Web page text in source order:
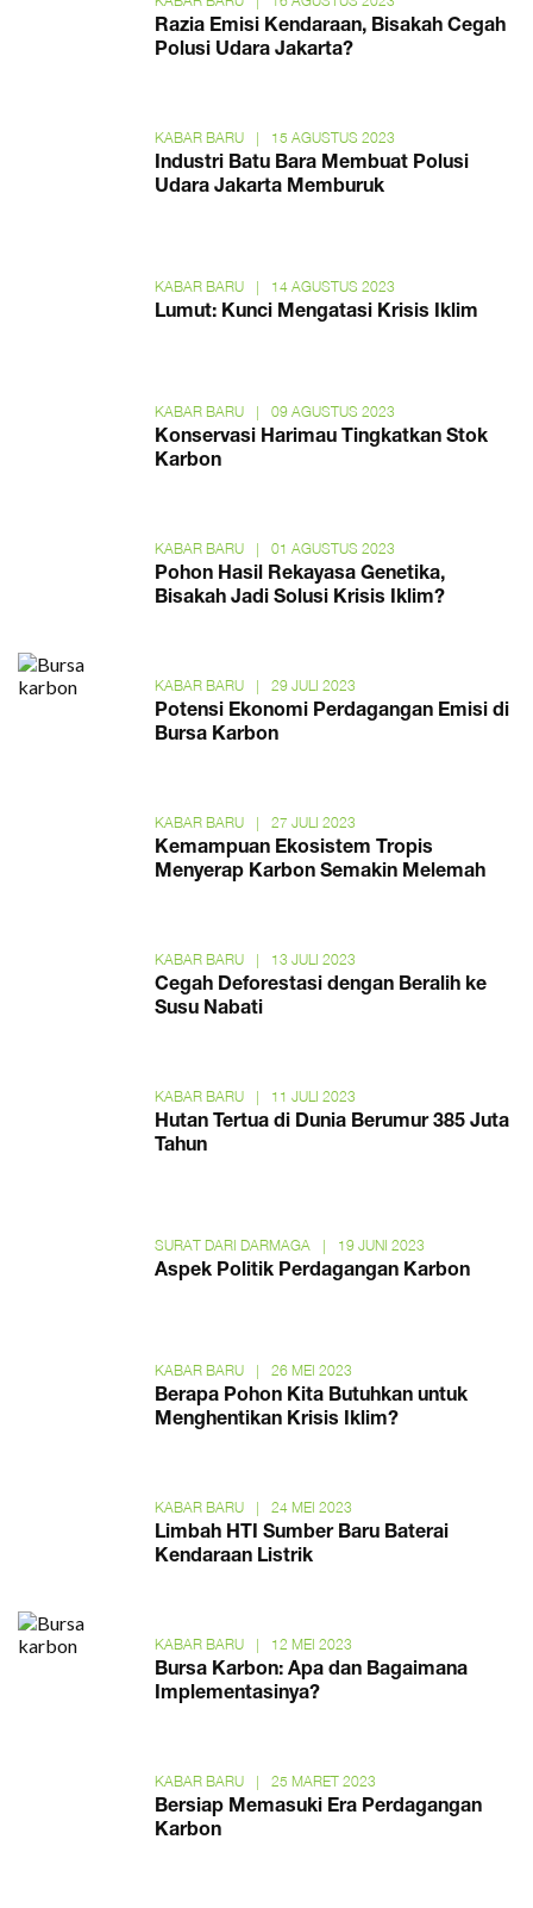
Razia Emisi Kendaraan, Bisakah Cegah
Polusi Udara Jakarta?
KABAR BARU | 15 AGUSTUS 2023
Industri Batu Bara Membuat Polusi
Udara Jakarta Memburuk
KABAR BARU | 14 AGUSTUS 2023
Lumut: Kunci Mengatasi Krisis Iklim
KABAR BARU | 09 AGUSTUS 2023
Konservasi Harimau Tingkatkan Stok
Karbon
KABAR BARU | 01 AGUSTUS 2023
Pohon Hasil Rekayasa Genetika,
Bisakah Jadi Solusi Krisis Iklim?
KABAR BARU | 29 JULI 2023
Potensi Ekonomi Perdagangan Emisi di
Bursa Karbon
KABAR BARU | 27 JULI 2023
Kemampuan Ekosistem Tropis
Menyerap Karbon Semakin Melemah
KABAR BARU | 13 JULI 2023
Cegah Deforestasi dengan Beralih ke
Susu Nabati
KABAR BARU | 11 JULI 2023
Hutan Tertua di Dunia Berumur 385 Juta
Tahun
SURAT DARI DARMAGA | 19 JUNI 2023
Aspek Politik Perdagangan Karbon
KABAR BARU | 26 MEI 2023
Berapa Pohon Kita Butuhkan untuk
Menghentikan Krisis Iklim?
KABAR BARU | 24 MEI 2023
Limbah HTI Sumber Baru Baterai
Kendaraan Listrik
KABAR BARU | 12 MEI 2023
Bursa Karbon: Apa dan Bagaimana
Implementasinya?
KABAR BARU | 25 MARET 2023
Bersiap Memasuki Era Perdagangan
Karbon